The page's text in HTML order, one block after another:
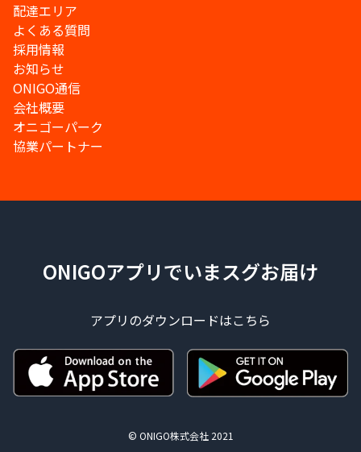
配達エリア
よくある質問
採用情報
お知らせ
ONIGO通信
会社概要
オニゴーパーク
協業パートナー
ONIGOアプリでいまスグお届け
アプリのダウンロードはこちら
© ONIGO株式会社 2021